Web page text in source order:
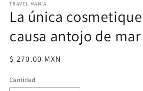
multimedia
1
en
ventana
modal
TRAVEL MANIA
La única
causa antojo de mar
Precio
$ 270.00 MXN
Cantidad
Cantidad